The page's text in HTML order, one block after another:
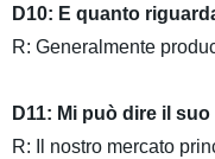
D10: E quanto
R: Generalmente
D11: Mi può dire il
R: Il nostro mercato